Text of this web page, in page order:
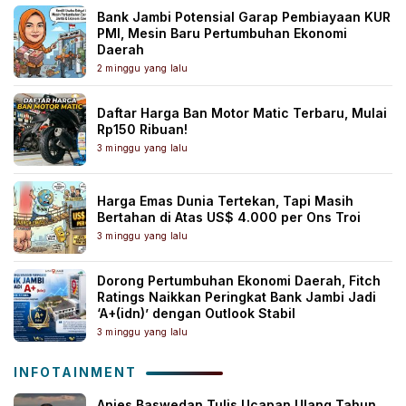
Bank Jambi Potensial Garap Pembiayaan KUR
PMI, Mesin Baru Pertumbuhan Ekonomi
Daerah
2 minggu yang lalu
Daftar Harga Ban Motor Matic Terbaru, Mulai
Rp150 Ribuan!
3 minggu yang lalu
Harga Emas Dunia Tertekan, Tapi Masih
Bertahan di Atas US$ 4.000 per Ons Troi
3 minggu yang lalu
Dorong Pertumbuhan Ekonomi Daerah, Fitch
Ratings Naikkan Peringkat Bank Jambi Jadi
‘A+(idn)’ dengan Outlook Stabil
3 minggu yang lalu
INFOTAINMENT